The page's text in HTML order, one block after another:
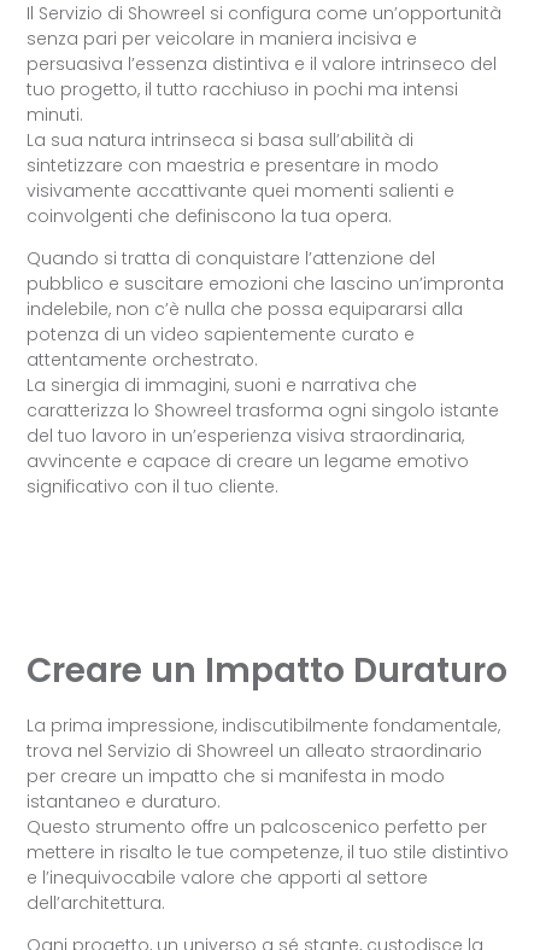
Il Servizio di Showreel si configura come un’opportunità
senza pari per veicolare in maniera incisiva e
persuasiva l’essenza distintiva e il valore intrinseco del
tuo progetto, il tutto racchiuso in pochi ma intensi
minuti.
La sua natura intrinseca si basa sull’abilità di
sintetizzare con maestria e presentare in modo
visivamente accattivante quei momenti salienti e
coinvolgenti che definiscono la tua opera.
Quando si tratta di conquistare l’attenzione del
pubblico e suscitare emozioni che lascino un’impronta
indelebile, non c’è nulla che possa equipararsi alla
potenza di un video sapientemente curato e
attentamente orchestrato.
La sinergia di immagini, suoni e narrativa che
caratterizza lo Showreel trasforma ogni singolo istante
del tuo lavoro in un’esperienza visiva straordinaria,
avvincente e capace di creare un legame emotivo
significativo con il tuo cliente.
Creare un Impatto Duraturo
La prima impressione, indiscutibilmente fondamentale,
trova nel Servizio di Showreel un alleato straordinario
per creare un impatto che si manifesta in modo
istantaneo e duraturo.
Questo strumento offre un palcoscenico perfetto per
mettere in risalto le tue competenze, il tuo stile distintivo
e l’inequivocabile valore che apporti al settore
dell’architettura.